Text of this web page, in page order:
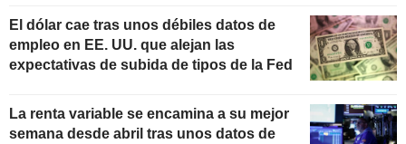
El dólar cae tras unos débiles datos de
empleo en EE. UU. que alejan las
expectativas de subida de tipos de la Fed
La renta variable se encamina a su mejor
semana desde abril tras unos datos de